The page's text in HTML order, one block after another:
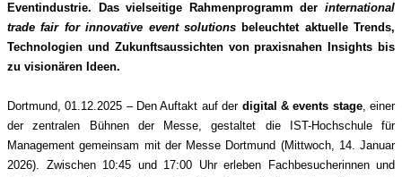
Eventindustrie. Das vielseitige Rahmenprogramm der international
trade fair for innovative event solutions beleuchtet aktuelle Trends,
Technologien und Zukunftsaussichten von praxisnahen Insights bis
zu visionären Ideen.
Dortmund, 01.12.2025 – Den Auftakt auf der digital & events stage, einer
der zentralen Bühnen der Messe, gestaltet die IST-Hochschule für
Management gemeinsam mit der Messe Dortmund (Mittwoch, 14. Januar
2026). Zwischen 10:45 und 17:00 Uhr erleben Fachbesucherinnen und